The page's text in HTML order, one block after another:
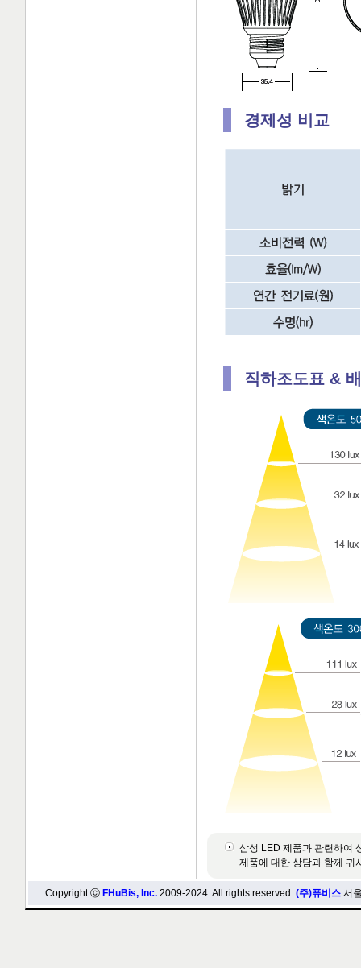
경제성 비교
직하조도표 &
삼성 LED 제품과 관련하여
제품에 대한 상담과 함께 귀
Copyright ⓒ FHuBis, Inc. 2009-2024. All rights reserved. (주)퓨비스 서